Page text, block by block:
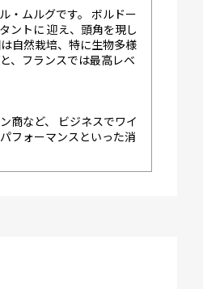
・ムルグです。 ボルドー
ントに 迎え、頭角を現し
自然栽培、特に生物多様
、フランスでは最高レベ
商など、 ビジネスでワイ
フォーマンスといった消